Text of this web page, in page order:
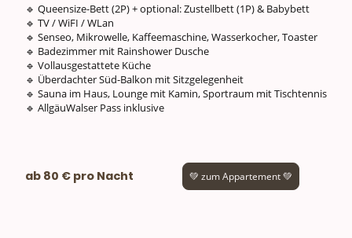
🔹 Queensize-Bett (2P) + optional: Zustellbett (1P) & Babybett
🔹 TV / WiFI / WLan
🔹 Senseo, Mikrowelle, Kaffeemaschine, Wasserkocher, Toaster
🔹 Badezimmer mit Rainshower Dusche
🔹 Vollausgestattete Küche
🔹 Überdachter Süd-Balkon mit Sitzgelegenheit
🔹 Sauna im Haus, Lounge mit Kamin, Sportraum mit Tischtennis
🔹 AllgäuWalser Pass inklusive
ab 80 € pro Nacht 💚 zum Appartement 💚